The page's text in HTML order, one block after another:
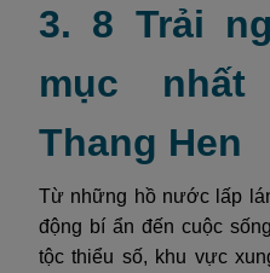
3. 8 Trải
mục
Thang Hen
Từ những hồ nước lấp
động bí ẩn đến cuộc
tộc thiểu số, khu vực